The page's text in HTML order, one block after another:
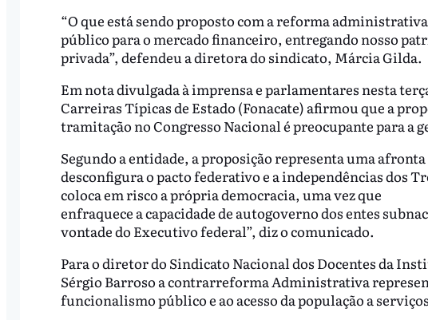
“O que está sendo proposto com a reforma
público para o mercado financeiro, entregando nosso
privada”, defendeu a diretora do sindicato, Márcia Gilda.
Em nota divulgada à imprensa e parlamentares nesta
Carreiras Típicas de Estado (Fonacate) afirmou que a
tramitação no Congresso Nacional é preocupante para a
Segundo a entidade, a proposição representa uma
desconfigura o pacto federativo e a independências dos
coloca em risco a própria democracia, uma vez que
enfraquece a capacidade de autogoverno dos entes
vontade do Executivo federal”, diz o comunicado.
Para o diretor do Sindicato Nacional dos Docentes da
Sérgio Barroso a contrarreforma Administrativa
funcionalismo público e ao acesso da população a